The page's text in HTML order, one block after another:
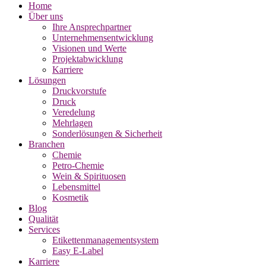
Home
Über uns
Ihre Ansprechpartner
Unternehmensentwicklung
Visionen und Werte
Projektabwicklung
Karriere
Lösungen
Druckvorstufe
Druck
Veredelung
Mehrlagen
Sonderlösungen & Sicherheit
Branchen
Chemie
Petro-Chemie
Wein & Spirituosen
Lebensmittel
Kosmetik
Blog
Qualität
Services
Etikettenmanagementsystem
Easy E-Label
Karriere